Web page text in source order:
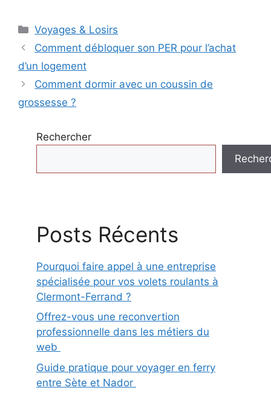
Catégories
Voyages & Losirs
Comment débloquer son PER pour l’achat
d’un logement
Comment dormir avec un coussin de
grossesse ?
Rechercher
Posts Récents
Pourquoi faire appel à une entreprise
spécialisée pour vos volets roulants à
Clermont-Ferrand ?
Offrez-vous une reconvertion
professionnelle dans les métiers du
web
Guide pratique pour voyager en ferry
entre Sète et Nador